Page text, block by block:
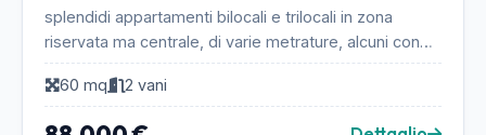
splendidi appartamenti bilocali e trilocali in zona
riservata ma centrale, di varie metrature, alcuni con
giardino privato altri con ampio balcone, tu...
60 mq
2 vani